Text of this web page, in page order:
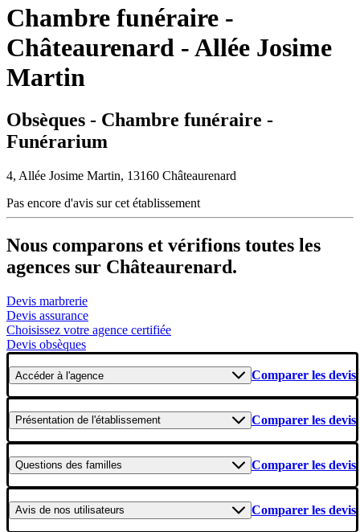
Chambre funéraire -
Châteaurenard - Allée Josime
Martin
Obsèques - Chambre funéraire -
Funérarium
4, Allée Josime Martin, 13160 Châteaurenard
Pas encore d'avis sur cet établissement
Nous comparons et vérifions toutes les
agences sur Châteaurenard.
Devis marbrerie
Devis assurance
Choisissez votre agence certifiée
Devis obsèques
Accéderà l'agence Comparer les devis
Présentation de l'établissement Comparer les devis
Questions des familles Comparer les devis
Avis de nos utilisateurs Comparer les devis